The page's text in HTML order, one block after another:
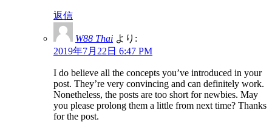
返信
W88 Thai より:
2019年7月22日 6:47 PM
I do believe all the concepts you’ve introduced in your
post. They’re very convincing and can definitely work.
Nonetheless, the posts are too short for newbies. May
you please prolong them a little from next time? Thanks
for the post.